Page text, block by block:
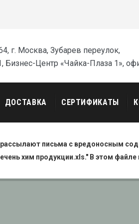
г. Москва, Зубарев переулок,
Бизнес-Центр «Чайка-Плаза 1»,
ДОСТАВКА СЕРТИФИКАТЫ
письма с вредоносным
хим продукции.xls." В этом